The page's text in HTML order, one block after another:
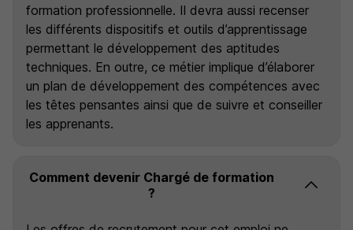
formation professionnelle. Il devra aussi recenser
les différents dispositifs et outils d’apprentissage
permettant le développement des aptitudes
techniques. En outre, ce métier implique d’élaborer
un plan de développement des compétences avec
les têtes pensantes ainsi que de suivre et conseiller
les apprenants.
Comment devenir Chargé de formation
?